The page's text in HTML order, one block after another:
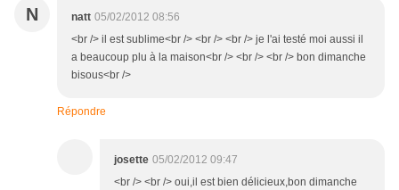
N natt 05/02/2012 08:56
<br /> il est sublime<br /> <br /> <br /> je l'ai testé moi aussi il
a beaucoup plu à la maison<br /> <br /> <br /> bon dimanche
bisous<br />
Répondre
josette 05/02/2012 09:47
<br /> <br /> oui,il est bien délicieux,bon dimanche